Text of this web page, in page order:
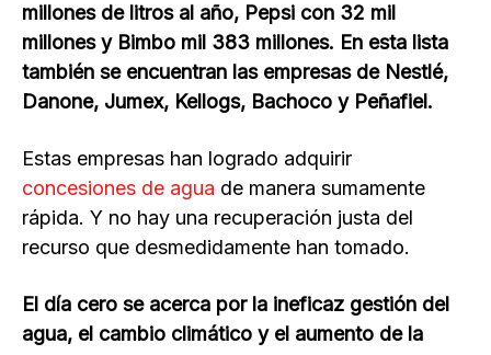
millones de litros al año, Pepsi con 32 mil
millones y Bimbo mil 383 millones. En esta lista
también se encuentran las empresas de Nestlé,
Danone, Jumex, Kellogs, Bachoco y Peñafiel.
Estas empresas han logrado adquirir
concesiones de agua de manera sumamente
rápida. Y no hay una recuperación justa del
recurso que desmedidamente han tomado.
El día cero se acerca por la ineficaz gestión del
agua, el cambio climático y el aumento de la